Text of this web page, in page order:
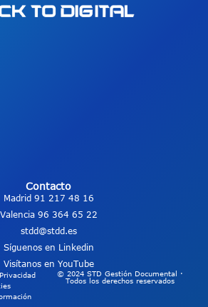
Contacto
Madrid 91 217 48 16
Valencia 96 364 65 22
stdd@stdd.es
Síguenos en Linkedin
Visítanos en YouTube
© 2024 STD Gestión Documental ·
Todos los derechos reservados